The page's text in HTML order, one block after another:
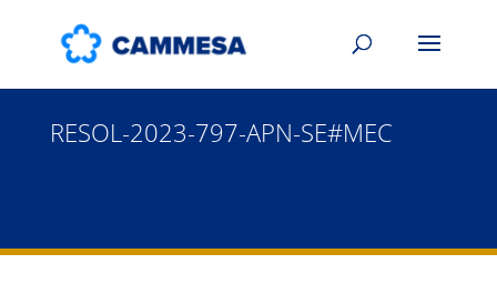
RESOL-2023-797-APN-SE#MEC